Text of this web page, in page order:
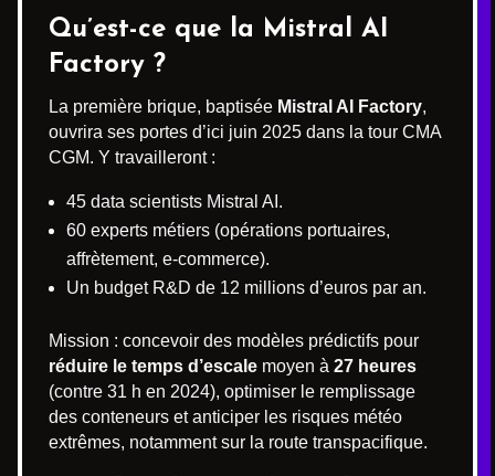
Qu’est-ce que la Mistral AI
Factory ?
La première brique, baptisée Mistral AI Factory,
ouvrira ses portes d’ici juin 2025 dans la tour CMA
CGM. Y travailleront :
45 data scientists Mistral AI.
60 experts métiers (opérations portuaires,
affrètement, e-commerce).
Un budget R&D de 12 millions d’euros par an.
Mission : concevoir des modèles prédictifs pour
réduire le temps d’escale moyen à 27 heures
(contre 31 h en 2024), optimiser le remplissage
des conteneurs et anticiper les risques météo
extrêmes, notamment sur la route transpacifique.